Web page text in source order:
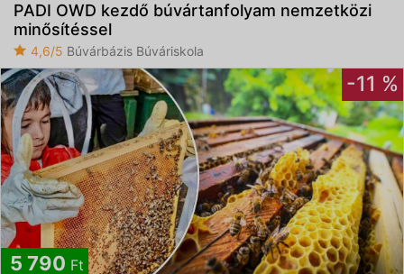
PADI OWD kezdő búvártanfolyam nemzetközi
minősítéssel
4,6/5 Búvárbázis Búváriskola
-11 %
5 790 Ft